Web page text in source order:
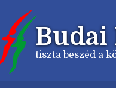
tiszta beszéd a